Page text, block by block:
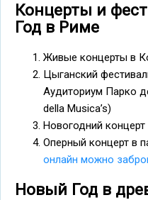
Концерты и
Год в Риме
Живые концерты в
Цыганский
Аудиториум Парко
della Musica’s)
Новогодний
Оперный концерт в
онлайн можно
Новый Год в